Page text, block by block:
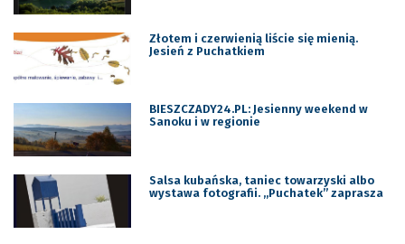
Złotem i czerwienią liście się mienią.
Jesień z Puchatkiem
BIESZCZADY24.PL: Jesienny weekend w
Sanoku i w regionie
Salsa kubańska, taniec towarzyski albo
wystawa fotografii. ,,Puchatek” zaprasza